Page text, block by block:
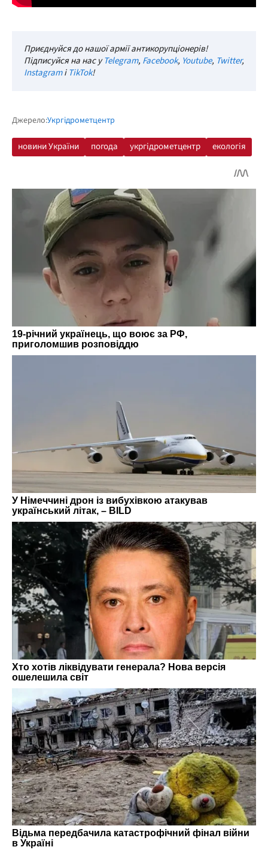
Приєднуйся до нашої армії антикорупціонерів!
Підписуйся на нас уTelegram, Facebook, Youtube, Twitter,
InstagramіTikTok!
Джерело:Укргідрометцентр
новини України погода укргідрометцентр екологія